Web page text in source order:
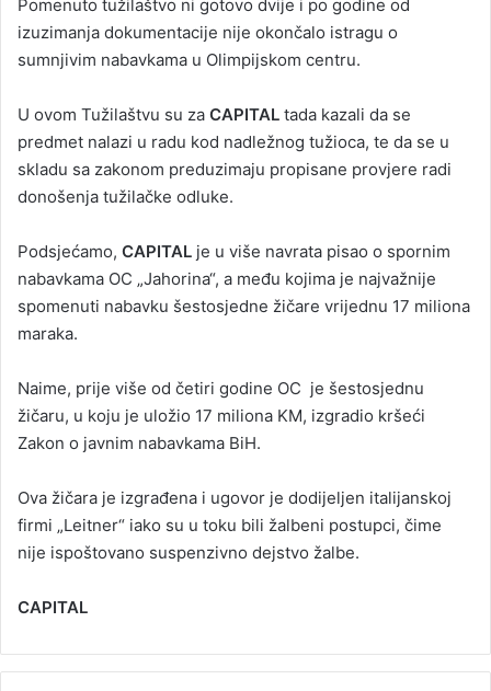
Pomenuto tužilaštvo ni gotovo dvije i po godine od
izuzimanja dokumentacije nije okončalo istragu o
sumnjivim nabavkama u Olimpijskom centru.
U ovom Tužilaštvu su za CAPITAL tada kazali da se
predmet nalazi u radu kod nadležnog tužioca, te da se u
skladu sa zakonom preduzimaju propisane provjere radi
donošenja tužilačke odluke.
Podsjećamo, CAPITAL je u više navrata pisao o spornim
nabavkama OC „Jahorina“, a među kojima je najvažnije
spomenuti nabavku šestosjedne žičare vrijednu 17 miliona
maraka.
Naime, prije više od četiri godine OC je šestosjednu
žičaru, u koju je uložio 17 miliona KM, izgradio kršeći
Zakon o javnim nabavkama BiH.
Ova žičara je izgrađena i ugovor je dodijeljen italijanskoj
firmi „Leitner“ iako su u toku bili žalbeni postupci, čime
nije ispoštovano suspenzivno dejstvo žalbe.
CAPITAL